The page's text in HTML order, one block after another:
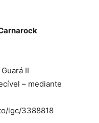
II
– mediante
lgc/3388818